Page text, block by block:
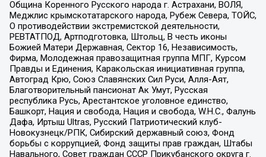
Община Коренного Русского народа г. Астрахани, ВОЛЯ,
Меджлис крымскотатарского народа, Рубеж Севера, ТОЙС,
О противодействии экстремистской деятельности,
РЕВТАТПОД, Артподготовка, Штольц, В честь иконы
Божией Матери Державная, Сектор 16, Независимость,
Фирма, Молодежная правозащитная группа МПГ, Курсом
Правды и Единения, Каракольская инициативная группа,
Автоград Крю, Союз Славянских Сил Руси, Алля-Аят,
Благотворительный пансионат Ак Умут, Русская
республика Русь, Арестантское уголовное единство,
Башкорт, Нация и свобода, Нация и свобода, W.H.С., Фалунь
Дафа, Иртыш Ultras, Русский Патриотический клуб-
Новокузнецк/РПК, Сибирский державный союз, Фонд
борьбы с коррупцией, Фонд защиты прав граждан, Штабы
Навального, Совет граждан СССР Прикубанского округа г.